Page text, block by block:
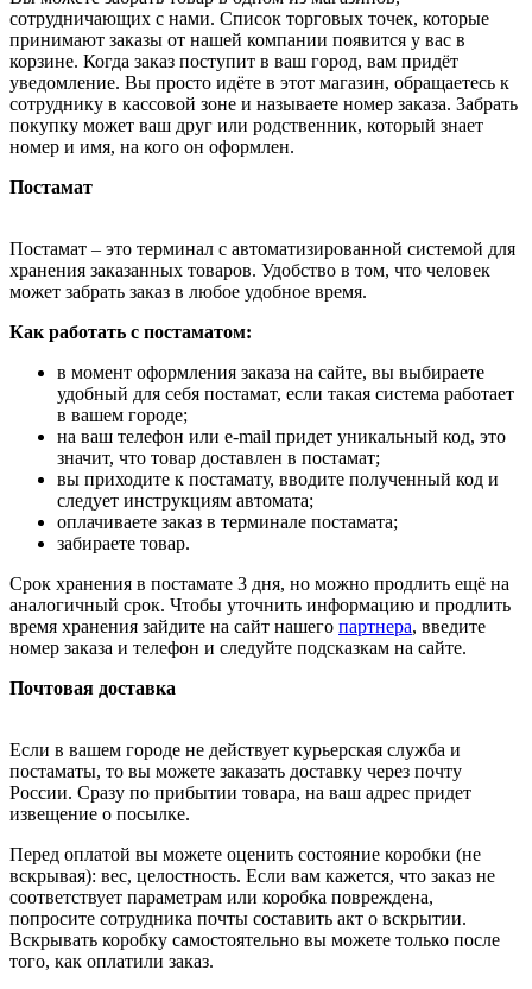
сотрудничающих с нами. Список торговых точек, которые
принимают заказы от нашей компании появится у вас в
корзине. Когда заказ поступит в ваш город, вам придёт
уведомление. Вы просто идёте в этот магазин, обращаетесь к
сотруднику в кассовой зоне и называете номер заказа. Забрать
покупку может ваш друг или родственник, который знает
номер и имя, на кого он оформлен.
Постамат
Постамат – это терминал с автоматизированной системой для
хранения заказанных товаров. Удобство в том, что человек
может забрать заказ в любое удобное время.
Как работать с постаматом:
в момент оформления заказа на сайте, вы выбираете
удобный для себя постамат, если такая система работает
в вашем городе;
на ваш телефон или e-mail придет уникальный код, это
значит, что товар доставлен в постамат;
вы приходите к постамату, вводите полученный код и
следует инструкциям автомата;
оплачиваете заказ в терминале постамата;
забираете товар.
Срок хранения в постамате 3 дня, но можно продлить ещё на
аналогичный срок. Чтобы уточнить информацию и продлить
время хранения зайдите на сайт нашего партнера, введите
номер заказа и телефон и следуйте подсказкам на сайте.
Почтовая доставка
Если в вашем городе не действует курьерская служба и
постаматы, то вы можете заказать доставку через почту
России. Сразу по прибытии товара, на ваш адрес придет
извещение о посылке.
Перед оплатой вы можете оценить состояние коробки (не
вскрывая): вес, целостность. Если вам кажется, что заказ не
соответствует параметрам или коробка повреждена,
попросите сотрудника почты составить акт о вскрытии.
Вскрывать коробку самостоятельно вы можете только после
того, как оплатили заказ.